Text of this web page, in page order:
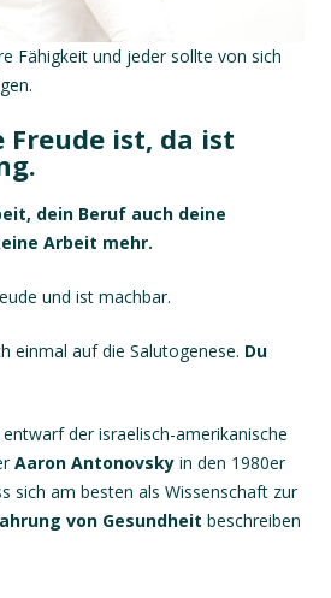
Fähigkeit und jeder sollte von sich
Freude ist, da ist
dein Beruf auch deine
Arbeit mehr.
und ist machbar.
einmal auf die Salutogenese. Du
entwarf der israelisch-amerikanische
Aaron Antonovsky in den 1980er
sich am besten als Wissenschaft zur
von Gesundheit beschreiben